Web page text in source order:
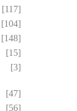
[117]
[104]
[148]
[15]
[3]
[47]
[56]